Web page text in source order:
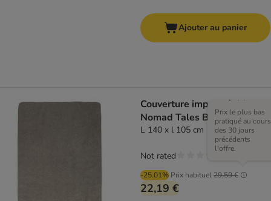
Ajouter au panier
Couverture imperméable
Nomad Tales Blush taupe
L 140 x l 105 cm
-25.01% Prix habituel29,59 €
Prix le plus bas
pratiqué au cours
des 30 jours
précédents
l'offre.
22,19 €
Not rated